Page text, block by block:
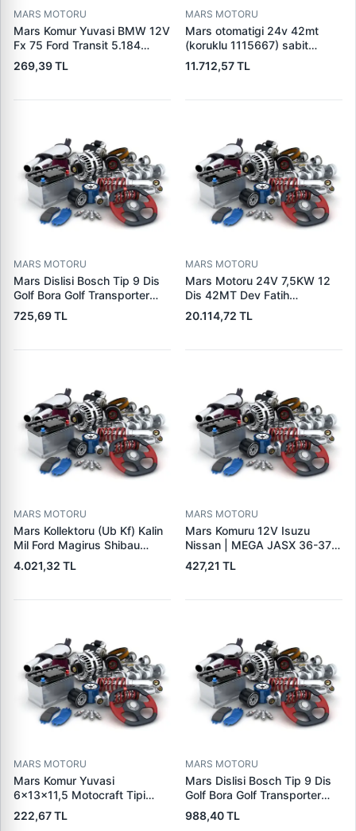
MARS MOTORU
Mars Komur Yuvasi BMW 12V
Fx 75 Ford Transit 5.184
Visteon | PARS PRS-BHL230
| OEM 97VB11000AA
269,39 TL
MARS MOTORU
Mars otomatigi 24v 42mt
(koruklu 1115667) sabit
pistonlu 3604650rx 7t0258
7x1955
11.712,57 TL
MARS MOTORU
Mars Dislisi Bosch Tip 9 Dis
Golf Bora Golf Transporter
Seat Skoda (15713) | ZEN
1108 | OEM 1072156
725,69 TL
MARS MOTORU
Mars Motoru 24V 7,5KW 12
Dis 42MT Dev Fatih
Cat,140H, 963B Cummins
L10,Qsc John Deere
LES0313 | OEM 0R2186
20.114,72 TL
MARS MOTORU
Mars Kollektoru (Ub Kf) Kalin
Mil Ford Magirus Shibau
TM30 Steyr | MAKO
72313641 | OEM 72313641
4.021,32 TL
MARS MOTORU
Mars Komuru 12V Isuzu
Nissan | MEGA JASX 36-37 |
OEM JASX36-37
427,21 TL
MARS MOTORU
Mars Komur Yuvasi
6×13×11,5 Motocraft Tipi
Ford Ranger Focus Fiesta
Connect (FO0731
222,67 TL
MARS MOTORU
Mars Dislisi Bosch Tip 9 Dis
Golf Bora Golf Transporter
Seat Skoda (15713) | ZEN
1480 | OEM 1011480
988,40 TL